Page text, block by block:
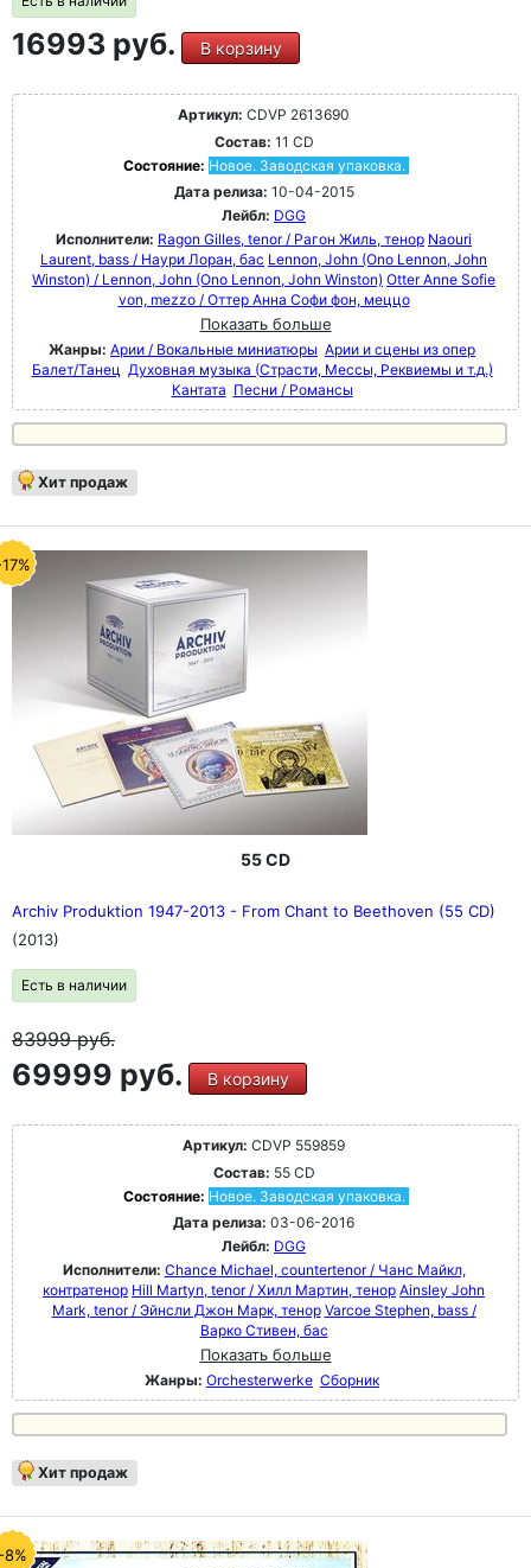
16993 руб. В корзину
Артикул: CDVP 2613690
Состав: 11 CD
Состояние: Новое. Заводская упаковка.
Дата релиза: 10-04-2015
Лейбл: DGG
Исполнители: Ragon Gilles, tenor / Рагон Жиль, тенор Naouri
Laurent, bass / Наури Лоран, бас Lennon, John (Ono Lennon, John
Winston) / Lennon, John (Ono Lennon, John Winston) Otter Anne Sofie
von, mezzo / Оттер Анна Софи фон, меццо
Показать больше
Жанры: Арии / Вокальные миниатюры Арии и сцены из опер
Балет/Танец Духовная музыка (Страсти, Мессы, Реквиемы и т.д.)
Кантата Песни / Романсы
Хит продаж
55 CD
Archiv Produktion 1947-2013 - From Chant to Beethoven (55 CD)
(2013)
Есть в наличии
83999руб.
69999 руб. В корзину
Артикул: CDVP 559859
Состав: 55 CD
Состояние: Новое. Заводская упаковка.
Дата релиза: 03-06-2016
Лейбл: DGG
Исполнители: Chance Michael, countertenor / Чанс Майкл,
контратенор Hill Martyn, tenor / Хилл Мартин, тенор Ainsley John
Mark, tenor / Эйнсли Джон Марк, тенор Varcoe Stephen, bass /
Варко Стивен, бас
Показать больше
Жанры: Orchesterwerke Сборник
Хит продаж
8%